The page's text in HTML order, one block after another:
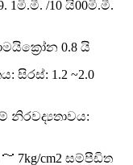
1මි.මී. /10 යි00මි.මී.
මයික්‍රෝන 0.8 යි
සිරස්: 1.2 ~2.0
නිරවද්‍යතාවය:
7kg/cm2 සම්පීඩිත